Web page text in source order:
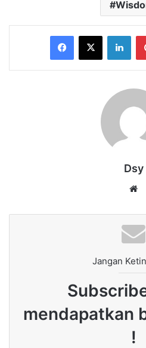
Facebook
X
Dsy
Jangan
mendapatkan
!